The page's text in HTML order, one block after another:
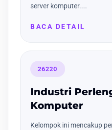
server komputer....
BACA DETAIL
26220
Industri
Komputer
Kelompok ini mencakup